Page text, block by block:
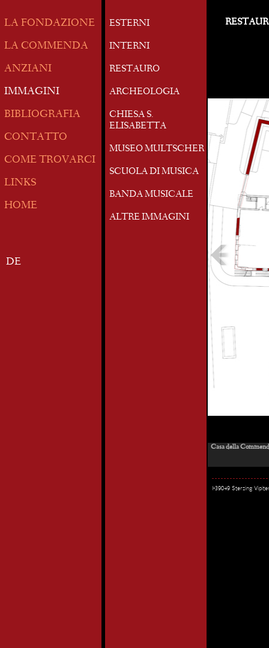
LA FONDAZIONE
LA COMMENDA
ANZIANI
IMMAGINI
BIBLIOGRAFIA
CONTATTO
COME TROVARCI
LINKS
HOME
DE
ESTERNI
INTERNI
RESTAURO
ARCHEOLOGIA
CHIESA S.
ELISABETTA
MUSEO MULTSCHER
SCUOLA DI MUSICA
BANDA MUSICALE
ALTRE IMMAGINI
Casa della
I-39049 Sterzing